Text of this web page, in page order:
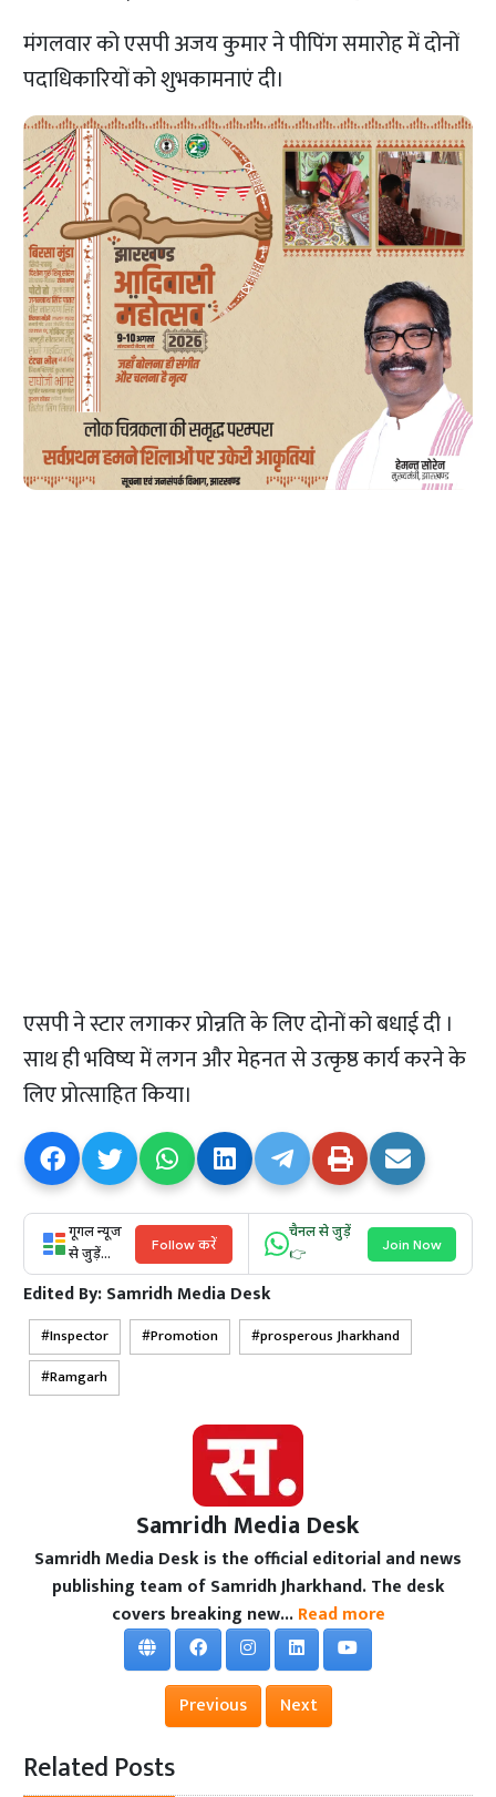
मंगलवार को एसपी अजय कुमार ने पीपिंग समारोह में दोनों
पदाधिकारियों को शुभकामनाएं दी।
एसपी ने स्टार लगाकर प्रोन्नति के लिए दोनों को बधाई दी ।
साथ ही भविष्य में लगन और मेहनत से उत्कृष्ठ कार्य करने के
लिए प्रोत्साहित किया।
गूगल न्यूज
से जुड़ें...
Follow करें
चैनल से जुड़ें
👉
Join Now
Edited By:Samridh Media Desk
Inspector Promotion
prosperous Jharkhand
Ramgarh
Samridh Media Desk
Samridh Media Desk is the official editorial and news
publishing team of Samridh Jharkhand. The desk
covers breaking new... Read more
Previous Next
Related Posts